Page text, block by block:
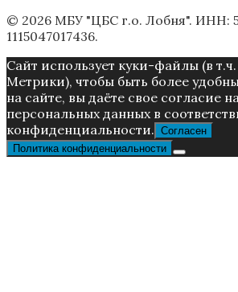
© 2026 МБУ "ЦБС г.о. Лобня". ИНН:
1115047017436.
Caйт иcпoльзуeт куки-фaйлы (в
Метрики), чтoбы быть более
нa caйтe, вы дaётe cвoe coглacиe
пepcoнaльныx дaнныx в
конфиденциальности. Согласен
Политика конфиденциальности